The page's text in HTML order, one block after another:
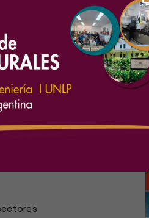
Deere y